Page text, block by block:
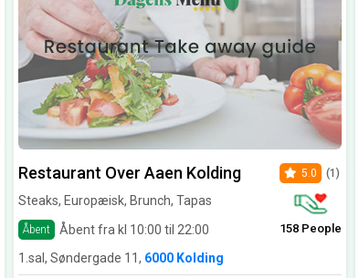
Restaurant Over Aaen Kolding
Steaks, Europæisk, Brunch, Tapas
Åbent Åbent fra kl 10:00 til 22:00
5.0 (1)
158 People
1.sal, Søndergade 11, 6000 Kolding